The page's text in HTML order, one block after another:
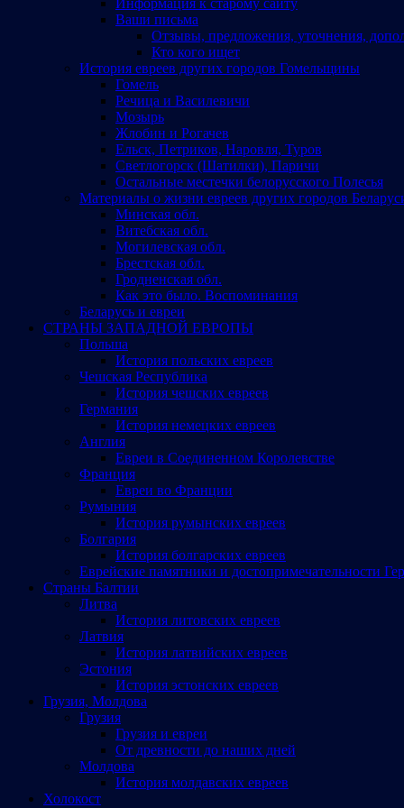
Ваши письма
Отзывы, предложения, уточнения,
Кто кого ищет
История евреев других городов Гомельщины
Гомель
Речица и Василевичи
Мозырь
Жлобин и Рогачев
Ельск, Петриков, Наровля, Туров
Светлогорск (Шатилки), Паричи
Остальные местечки белорусского Полесья
Материалы о жизни евреев других городов
Минская обл.
Витебская обл.
Могилевская обл.
Брестская обл.
Гродненская обл.
Как это было. Воспоминания
Беларусь и евреи
СТРАНЫ ЗАПАДНОЙ ЕВРОПЫ
Польша
История польских евреев
Чешская Республика
История чешских евреев
Германия
История немецких евреев
Англия
Евреи в Соединенном Королевстве
Франция
Евреи во Франции
Румыния
История румынских евреев
Болгария
История болгарских евреев
Еврейские памятники и достопримечательности
Страны Балтии
Литва
История литовских евреев
Латвия
История латвийских евреев
Эстония
История эстонских евреев
Грузия, Молдова
Грузия
Грузия и евреи
От древности до наших дней
Молдова
История молдавских евреев
Холокост